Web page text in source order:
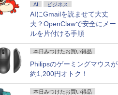
AI ビジネス
AIにGmailを読ませて大丈
夫？OpenClawで安全にメー
ルを片付ける手順
本日みつけたお買い得品
Philipsのゲーミングマウスが
約1,200円オトク！
本日みつけたお買い得品